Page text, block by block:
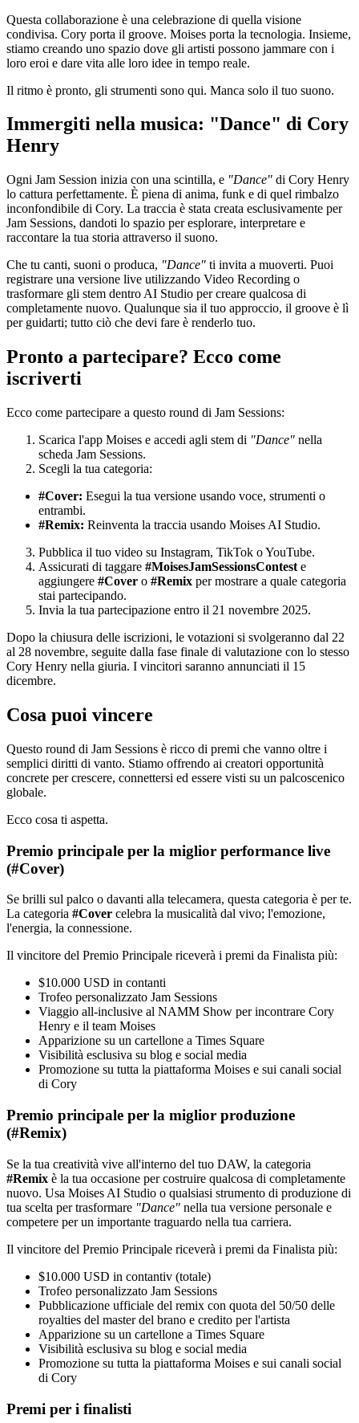
Questa collaborazione è una celebrazione di quella visione
condivisa. Cory porta il groove. Moises porta la tecnologia. Insieme,
stiamo creando uno spazio dove gli artisti possono jammare con i
loro eroi e dare vita alle loro idee in tempo reale.
Il ritmo è pronto, gli strumenti sono qui. Manca solo il tuo suono.
Immergiti nella musica: "Dance" di Cory
Henry
Ogni Jam Session inizia con una scintilla, e "Dance" di Cory Henry
lo cattura perfettamente. È piena di anima, funk e di quel rimbalzo
inconfondibile di Cory. La traccia è stata creata esclusivamente per
Jam Sessions, dandoti lo spazio per esplorare, interpretare e
raccontare la tua storia attraverso il suono.
Che tu canti, suoni o produca, "Dance" ti invita a muoverti. Puoi
registrare una versione live utilizzando Video Recording o
trasformare gli stem dentro AI Studio per creare qualcosa di
completamente nuovo. Qualunque sia il tuo approccio, il groove è lì
per guidarti; tutto ciò che devi fare è renderlo tuo.
Pronto a partecipare? Ecco come
iscriverti
Ecco come partecipare a questo round di Jam Sessions:
Scarica l'app Moises e accedi agli stem di "Dance" nella
scheda Jam Sessions.
Scegli la tua categoria:
#Cover: Esegui la tua versione usando voce, strumenti o
entrambi.
#Remix: Reinventa la traccia usando Moises AI Studio.
Pubblica il tuo video su Instagram, TikTok o YouTube.
Assicurati di taggare #MoisesJamSessionsContest e
aggiungere #Cover o #Remix per mostrare a quale categoria
stai partecipando.
Invia la tua partecipazione entro il 21 novembre 2025.
Dopo la chiusura delle iscrizioni, le votazioni si svolgeranno dal 22
al 28 novembre, seguite dalla fase finale di valutazione con lo stesso
Cory Henry nella giuria. I vincitori saranno annunciati il 15
dicembre.
Cosa puoi vincere
Questo round di Jam Sessions è ricco di premi che vanno oltre i
semplici diritti di vanto. Stiamo offrendo ai creatori opportunità
concrete per crescere, connettersi ed essere visti su un palcoscenico
globale.
Ecco cosa ti aspetta.
Premio principale per la miglior performance live
(#Cover)
Se brilli sul palco o davanti alla telecamera, questa categoria è per te.
La categoria #Cover celebra la musicalità dal vivo; l'emozione,
l'energia, la connessione.
Il vincitore del Premio Principale riceverà i premi da Finalista più:
$10.000 USD in contanti
Trofeo personalizzato Jam Sessions
Viaggio all-inclusive al NAMM Show per incontrare Cory
Henry e il team Moises
Apparizione su un cartellone a Times Square
Visibilità esclusiva su blog e social media
Promozione su tutta la piattaforma Moises e sui canali social
di Cory
Premio principale per la miglior produzione
(#Remix)
Se la tua creatività vive all'interno del tuo DAW, la categoria
#Remix è la tua occasione per costruire qualcosa di completamente
nuovo. Usa Moises AI Studio o qualsiasi strumento di produzione di
tua scelta per trasformare "Dance" nella tua versione personale e
competere per un importante traguardo nella tua carriera.
Il vincitore del Premio Principale riceverà i premi da Finalista più:
$10.000 USD in contantiv (totale)
Trofeo personalizzato Jam Sessions
Pubblicazione ufficiale del remix con quota del 50/50 delle
royalties del master del brano e credito per l'artista
Apparizione su un cartellone a Times Square
Visibilità esclusiva su blog e social media
Promozione su tutta la piattaforma Moises e sui canali social
di Cory
Premi per i finalisti